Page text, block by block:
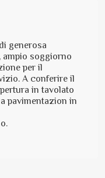
generosa
soggiorno
per il
A conferire il
in tavolato
pavimentazion in